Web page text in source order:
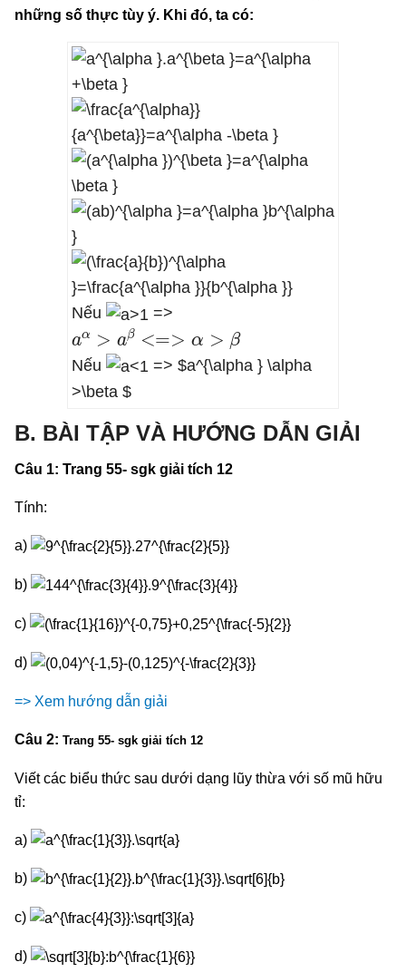
những số thực tùy ý. Khi đó, ta có:
Nếu =>
α <=>
Nếu => $a^{\alpha } \alpha
>\beta $
B. BÀI TẬP VÀ HƯỚNG DẪN GIẢI
Câu 1: Trang 55- sgk giải tích 12
Tính:
a)
b)
c)
d)
=> Xem hướng dẫn giải
Câu 2: Trang 55- sgk giải tích 12
Viết các biểu thức sau dưới dạng lũy thừa với số mũ hữu
tỉ:
a)
b)
c)
d)